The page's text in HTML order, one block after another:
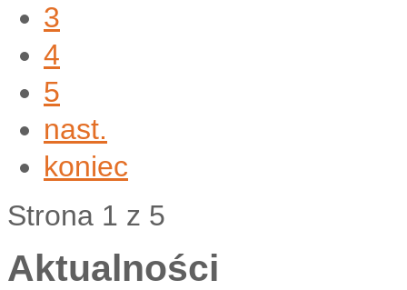
3
4
5
nast.
koniec
Strona 1 z 5
Aktualności